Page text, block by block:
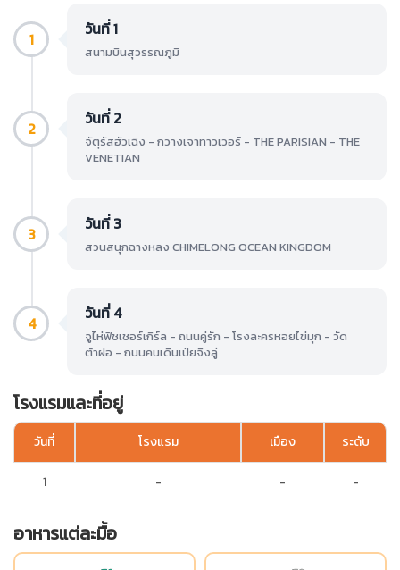
1 วันที่ 1
สนามบินสุวรรณภูมิ
2 วันที่ 2
จัตุรัสฮัวเฉิง - กวางเจาทาวเวอร์ - THE PARISIAN - THE
VENETIAN
3 วันที่ 3
สวนสนุกฉางหลง CHIMELONG OCEAN KINGDOM
4 วันที่ 4
จูไห่ฟิชเชอร์เกิร์ล - ถนนคู่รัก - โรงละครหอยไข่มุก - วัด
ต้าฝอ - ถนนคนเดินเป่ยจิงลู่
โรงแรมและที่อยู่
วันที่ โรงแรม เมือง ระดับ
1 - - -
อาหารแต่ละมื้อ